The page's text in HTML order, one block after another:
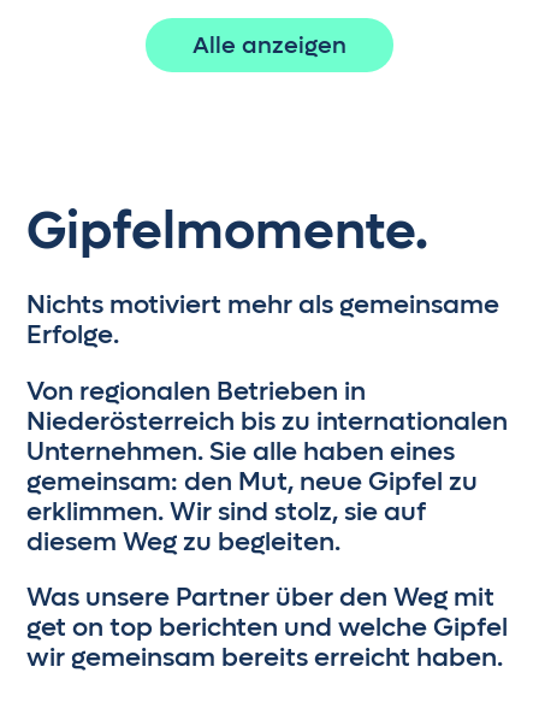
+43 6235 21444 24
la@getontop.at
das Ende oben am Kopf), sonst gibt’s kein
Einschlafen. Sport? Pflichtprogramm fürs
Runterkommen.
Alle anzeigen
Gipfelmomente.
Nichts motiviert mehr als gemeinsame
Erfolge.
Von regionalen Betrieben in
Niederösterreich bis zu internationalen
Unternehmen. Sie alle haben eines
gemeinsam: den Mut, neue Gipfel zu
erklimmen. Wir sind stolz, sie auf
diesem Weg zu begleiten.
Was unsere Partner über den Weg mit
get on top berichten und welche Gipfel
wir gemeinsam bereits erreicht haben.